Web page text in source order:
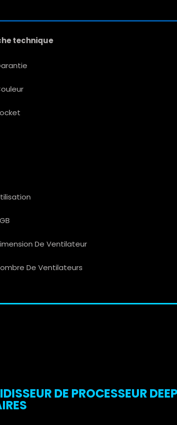
technique
De Ventilateur
De Ventilateurs
DE PROCESSEUR